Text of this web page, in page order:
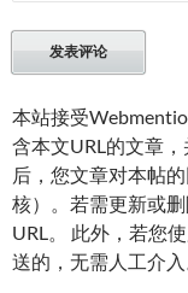
本站接受
含本文URL的文章
后，您文章对本帖
核）。若需更新或
URL。 此外，若您
送的，无需人工介入